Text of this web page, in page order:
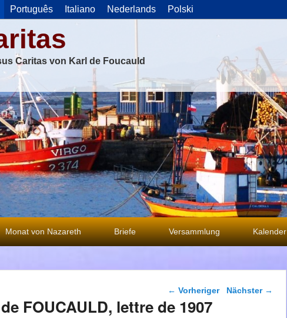
Português Italiano Nederlands Polski
Caritas von Karl de Foucauld
Monat von Nazareth Briefe Versammlung Kalender
Beitragsnavigation
← Vorheriger Nächster →
FOUCAULD, lettre de 1907